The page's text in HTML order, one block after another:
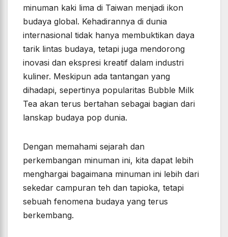
minuman kaki lima di Taiwan menjadi ikon
budaya global. Kehadirannya di dunia
internasional tidak hanya membuktikan daya
tarik lintas budaya, tetapi juga mendorong
inovasi dan ekspresi kreatif dalam industri
kuliner. Meskipun ada tantangan yang
dihadapi, sepertinya popularitas Bubble Milk
Tea akan terus bertahan sebagai bagian dari
lanskap budaya pop dunia.
Dengan memahami sejarah dan
perkembangan minuman ini, kita dapat lebih
menghargai bagaimana minuman ini lebih dari
sekedar campuran teh dan tapioka, tetapi
sebuah fenomena budaya yang terus
berkembang.